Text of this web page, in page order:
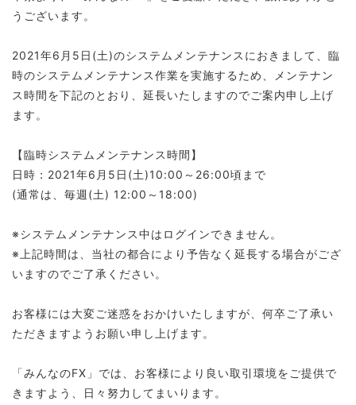
うございます。
2021年6月5日(土)のシステムメンテナンスにおきまして、臨
時のシステムメンテナンス作業を実施するため、メンテナン
ス時間を下記のとおり、延長いたしますのでご案内申し上げ
ます。
【臨時システムメンテナンス時間】
日時：2021年6月5日(土)10:00～26:00頃まで
(通常は、毎週(土) 12:00～18:00)
※システムメンテナンス中はログインできません。
※上記時間は、当社の都合により予告なく延長する場合がござ
いますのでご了承ください。
お客様には大変ご迷惑をおかけいたしますが、何卒ご了承い
ただきますようお願い申し上げます。
「みんなのFX」では、お客様により良い取引環境をご提供で
きますよう、日々努力してまいります。